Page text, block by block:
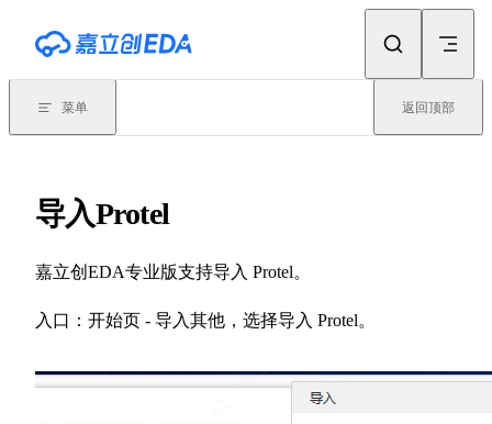
菜单 返回顶部
导入Protel
嘉立创EDA专业版支持导入 Protel。
入口：开始页 - 导入其他，选择导入 Protel。